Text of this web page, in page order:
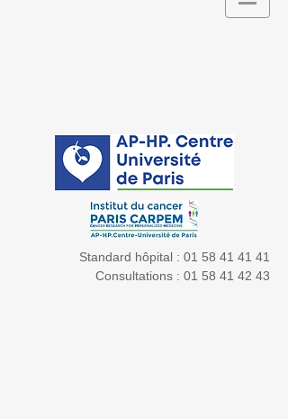
Standard hôpital : 01 58 41 41 41
Consultations : 01 58 41 42 43